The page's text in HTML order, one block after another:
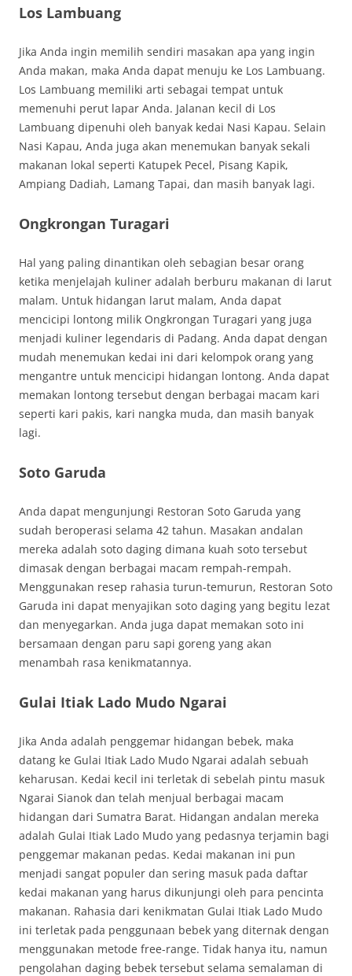
Los Lambuang
Jika Anda ingin memilih sendiri masakan apa yang ingin
Anda makan, maka Anda dapat menuju ke Los Lambuang.
Los Lambuang memiliki arti sebagai tempat untuk
memenuhi perut lapar Anda. Jalanan kecil di Los
Lambuang dipenuhi oleh banyak kedai Nasi Kapau. Selain
Nasi Kapau, Anda juga akan menemukan banyak sekali
makanan lokal seperti Katupek Pecel, Pisang Kapik,
Ampiang Dadiah, Lamang Tapai, dan masih banyak lagi.
Ongkrongan Turagari
Hal yang paling dinantikan oleh sebagian besar orang
ketika menjelajah kuliner adalah berburu makanan di larut
malam. Untuk hidangan larut malam, Anda dapat
mencicipi lontong milik Ongkrongan Turagari yang juga
menjadi kuliner legendaris di Padang. Anda dapat dengan
mudah menemukan kedai ini dari kelompok orang yang
mengantre untuk mencicipi hidangan lontong. Anda dapat
memakan lontong tersebut dengan berbagai macam kari
seperti kari pakis, kari nangka muda, dan masih banyak
lagi.
Soto Garuda
Anda dapat mengunjungi Restoran Soto Garuda yang
sudah beroperasi selama 42 tahun. Masakan andalan
mereka adalah soto daging dimana kuah soto tersebut
dimasak dengan berbagai macam rempah-rempah.
Menggunakan resep rahasia turun-temurun, Restoran Soto
Garuda ini dapat menyajikan soto daging yang begitu lezat
dan menyegarkan. Anda juga dapat memakan soto ini
bersamaan dengan paru sapi goreng yang akan
menambah rasa kenikmatannya.
Gulai Itiak Lado Mudo Ngarai
Jika Anda adalah penggemar hidangan bebek, maka
datang ke Gulai Itiak Lado Mudo Ngarai adalah sebuah
keharusan. Kedai kecil ini terletak di sebelah pintu masuk
Ngarai Sianok dan telah menjual berbagai macam
hidangan dari Sumatra Barat. Hidangan andalan mereka
adalah Gulai Itiak Lado Mudo yang pedasnya terjamin bagi
penggemar makanan pedas. Kedai makanan ini pun
menjadi sangat populer dan sering masuk pada daftar
kedai makanan yang harus dikunjungi oleh para pencinta
makanan. Rahasia dari kenikmatan Gulai Itiak Lado Mudo
ini terletak pada penggunaan bebek yang diternak dengan
menggunakan metode free-range. Tidak hanya itu, namun
pengolahan daging bebek tersebut selama semalaman di